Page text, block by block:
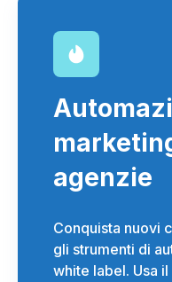
agenzie
Conquista nuovi
gli strumenti di
white label. Usa